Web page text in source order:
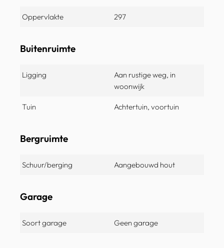
Oppervlakte 297
Buitenruimte
Ligging
Aan rustige weg, in
woonwijk
Tuin Achtertuin, voortuin
Bergruimte
Schuur/berging Aangebouwd hout
Garage
Soort garage Geen garage